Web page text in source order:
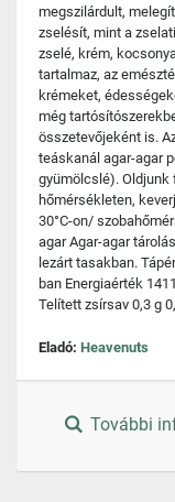
megszilárdult,
zselésít, mint a
zselé, krém,
tartalmaz, az
krémeket,
még
összetevőjeként is.
teáskanál agar-agar
gyümölcslé). Oldjunk
hőmérsékleten,
30°C-on/
agar Agar-agar
lezárt tasakban.
ban Energiaérték
Telített zsírsav 0,3 g
Eladó: Heavenuts
További